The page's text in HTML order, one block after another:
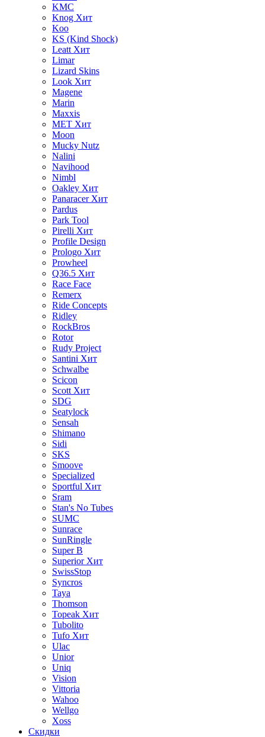
KMC
Knog Хит
Koo
KS (Kind Shock)
Leatt Хит
Limar
Lizard Skins
Look Хит
Magene
Marin
Maxxis
MET Хит
Moon
Mucky Nutz
Nalini
Navihood
Nimbl
Oakley Хит
Panaracer Хит
Pardus
Park Tool
Pirelli Хит
Profile Design
Prologo Хит
Prowheel
Q36.5 Хит
Race Face
Remerx
Ride Concepts
Ridley
RockBros
Rotor
Rudy Project
Santini Хит
Schwalbe
Scicon
Scott Хит
SDG
Seatylock
Sensah
Shimano
Sidi
SKS
Smoove
Specialized
Sportful Хит
Sram
Stan's No Tubes
SUMC
Sunrace
SunRingle
Super B
Superior Хит
SwissStop
Syncros
Taya
Thomson
Topeak Хит
Tubolito
Tufo Хит
Ulac
Unior
Uniq
Vision
Vittoria
Wahoo
Wellgo
Xoss
Скидки